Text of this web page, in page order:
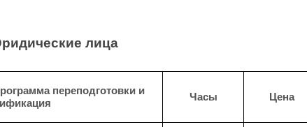
лица
переподготовки и
Часы Цена